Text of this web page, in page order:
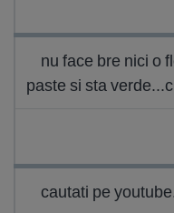
nu face bre nici o
paste si sta
cautati pe